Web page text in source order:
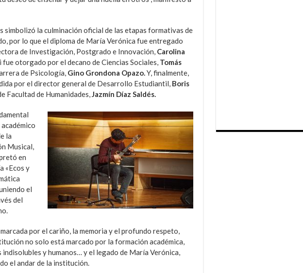
simbolizó la culminación oficial de las etapas formativas de
por lo que el diploma de María Verónica fue entregado
de Investigación, Postgrado e Innovación, Carolina
fue otorgado por el decano de Ciencias Sociales, Tomás
de Psicología, Gino Grondona Opazo. Y, finalmente,
por el director general de Desarrollo Estudiantil, Boris
Facultad de Humanidades Jazmín Díaz Saldés.
la
Musical,
en
«Ecos y
el
del
por el cariño, la memoria y el profundo respeto,
no solo está marcado por la formación académica,
y humanos… y el legado de María Verónica,
el andar de la institución.